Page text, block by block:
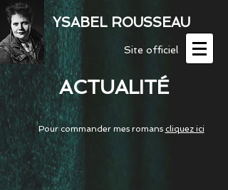
Site officiel
YSABEL ROUSSEAU
ACTUALITÉ
Pour commander mes romans cliquez ici